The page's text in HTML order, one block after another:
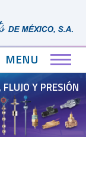
MENU
Y PRESIÓN